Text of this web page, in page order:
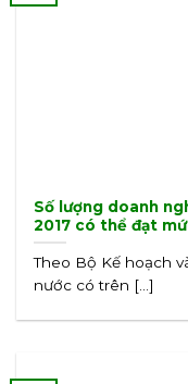
Số lượng doanh
2017 có thể đạt
Theo Bộ Kế hoạch
nước có trên [...]